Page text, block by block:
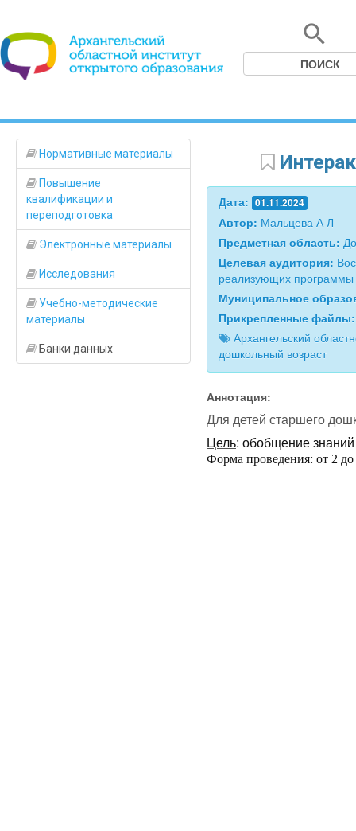
Нормативные материалы
Повышение
квалификации и
переподготовка
Электронные материалы
Исследования
Учебно-методические
материалы
Банки данных
Дата: 01.11.2024
Автор: Мальцева А Л
Предметная область:
Целевая аудитория:
реализующих программы
Муниципальное
Прикрепленные
Архангельский
дошкольный возраст
Аннотация:
Для детей старшего
Цель: обобщение
Форма проведения: от 2